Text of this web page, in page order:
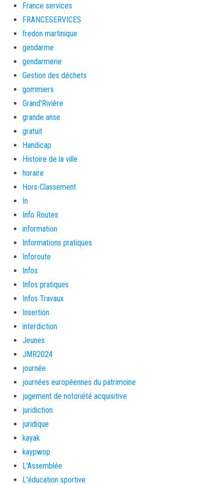
France services
FRANCESERVICES
fredon martinique
gendarme
gendarmerie
Gestion des déchets
gommiers
Grand'Rivière
grande anse
gratuit
Handicap
Histoire de la ville
horaire
Hors-Classement
In
Info Routes
information
Informations pratiques
Inforoute
Infos
Infos pratiques
Infos Travaux
Insertion
interdiction
Jeunes
JMR2024
journée
journées européennes du patrimoine
jugement de notoriété acquisitive
juridiction
juridique
kayak
kaypwop
L'Assemblée
L'éducation sportive